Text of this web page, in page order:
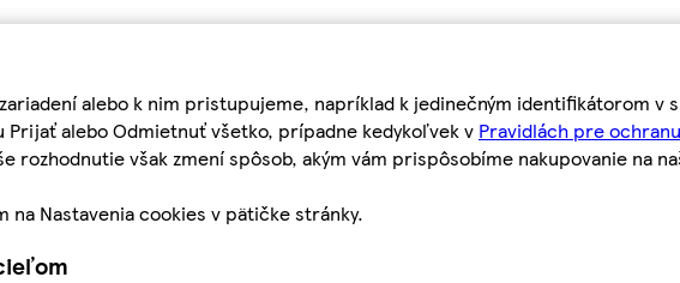
alebo k nim pristupujeme, napríklad k jedinečným identifikátorom v
alebo Odmietnuť všetko, prípadne kedykoľvek v Pravidlách pre
rozhodnutie však zmení spôsob, akým vám prispôsobíme nakupovanie na
na Nastavenia cookies v pätičke stránky.